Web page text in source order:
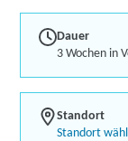
Dauer
3 Wochen in
Standort
Standort